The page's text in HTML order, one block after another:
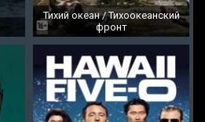
Тихий океан / Тихоокеанский
фронт